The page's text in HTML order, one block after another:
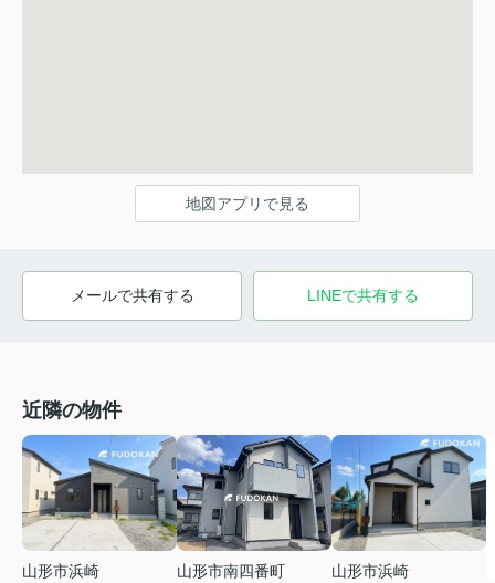
地図アプリで見る
メールで共有する LINEで共有する
近隣の物件
山形市浜崎
山形市南四番町
山形市浜崎